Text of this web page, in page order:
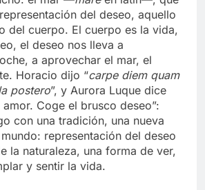
del deseo, aquello
del cuerpo. El cuerpo es la vida,
el deseo nos lleva a
a aprovechar el mar, el
Horacio dijo “carpe diem quam
postero”, y Aurora Luque dice
amor. Coge el brusco deseo”:
con una tradición, una nueva
representación del deseo
la naturaleza, una forma de ver,
y sentir la vida.